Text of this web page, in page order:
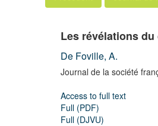
Les révélations
De Foville, A.
Journal de la société
Access to full text
Full (PDF)
Full (DJVU)